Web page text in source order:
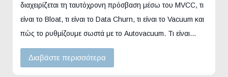
διαχειρίζεται τη ταυτόχρονη πρόσβαση μέσω του MVCC, τι
είναι το Bloat, τι είναι το Data Churn, τι είναι το Vacuum και
πώς το ρυθμίζουμε σωστά με το Autovacuum. Τι είναι…
Διαβάστε περισσότερα